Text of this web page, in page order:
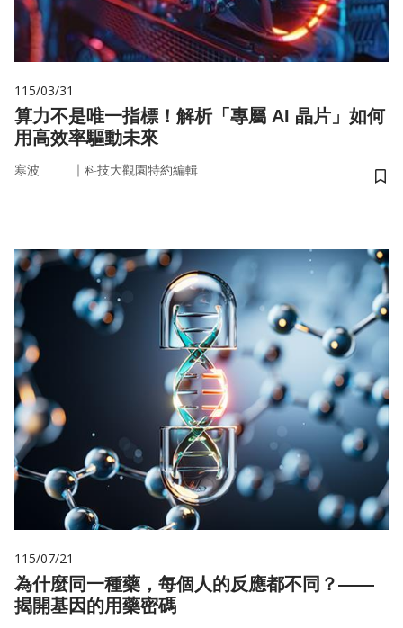
115/03/31
算力不是唯一指標！解析「專屬 AI 晶片」如何
用高效率驅動未來
寒波 ｜ 科技大觀園特約編輯
儲
115/07/21
為什麼同一種藥，每個人的反應都不同？——
揭開基因的用藥密碼